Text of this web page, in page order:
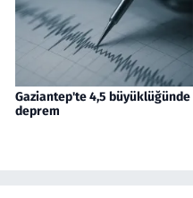
Gaziantep'te 4,5 büyüklüğünde
deprem